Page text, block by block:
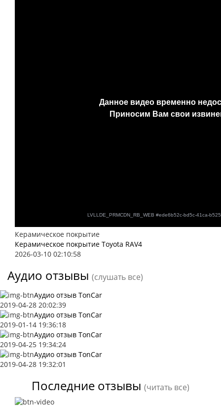
Керамическое покрытие
Керамическое покрытие Toyota RAV4
2026-03-10 02:10:58
Аудио отзывы (слушать все)
Аудио отзыв TonCar
2019-04-28 20:02:39
Аудио отзыв TonCar
2019-01-14 19:36:18
Аудио отзыв TonCar
2019-04-25 19:34:24
Аудио отзыв TonCar
2019-04-28 19:32:01
Последние отзывы (читать все)